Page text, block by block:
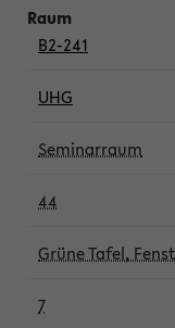
B2-241
UHG
Seminarraum
44
Grüne Tafel,
7